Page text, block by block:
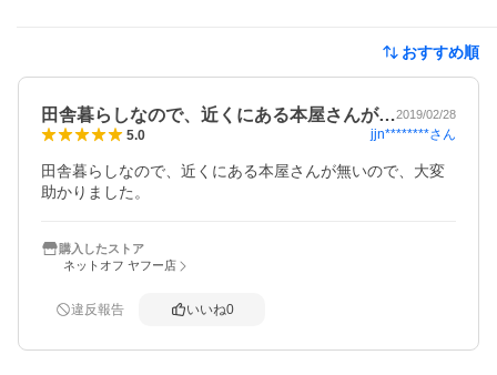
おすすめ順
田舎暮らしなので、近くにある本屋さんが…2019/02/28
5.0 jjn********さん
田舎暮らしなので、近くにある本屋さんが無いので、大変
助かりました。
購入したストア
ネットオフ ヤフー店
違反報告 いいね0